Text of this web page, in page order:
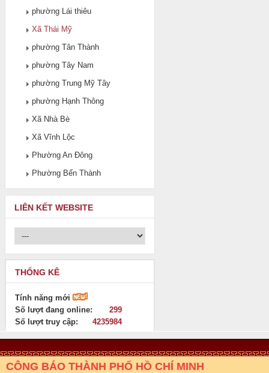
phường Lái thiêu
Xã Thái Mỹ
phường Tân Thành
phường Tây Nam
phường Trung Mỹ Tây
phường Hạnh Thông
Xã Nhà Bè
Xã Vĩnh Lộc
Phường An Đông
Phường Bến Thành
LIÊN KẾT WEBSITE
THỐNG KÊ
Tính năng mới
Số lượt đang online:
299
Số lượt truy cập:
4235984
CÔNG BÁO THÀNH PHỐ HỒ CHÍ MINH